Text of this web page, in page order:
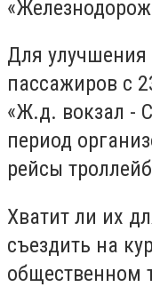
Для улучшения
пассажиров с
«Ж.д. вокзал -
период
рейсы
Хватит ли их
съездить на
общественном